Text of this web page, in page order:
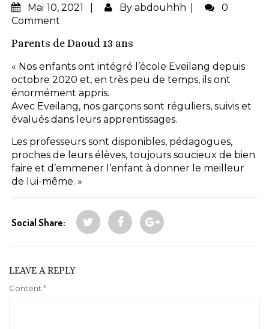
Mai 10, 2021 By abdouhhh
0
Comment
Parents de Daoud 13 ans
« Nos enfants ont intégré l’école Eveilang depuis
octobre 2020 et, en très peu de temps, ils ont
énormément appris.
Avec Eveilang, nos garçons sont réguliers, suivis et
évalués dans leurs apprentissages.
Les professeurs sont disponibles, pédagogues,
proches de leurs élèves, toujours soucieux de bien
faire et d’emmener l’enfant à donner le meilleur
de lui-même. »
Social Share:
LEAVE A REPLY
Content *